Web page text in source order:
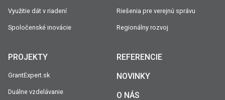
Využitie dát v riadení Riešenia pre verejnú správu
Spoločenské inovácie Regionálny rozvoj
PROJEKTY
GrantExpert.sk
Duálne vzdelávanie
REFERENCIE
NOVINKY
O NÁS